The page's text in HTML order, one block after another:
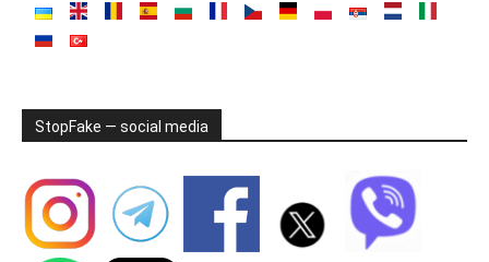
StopFake — social media